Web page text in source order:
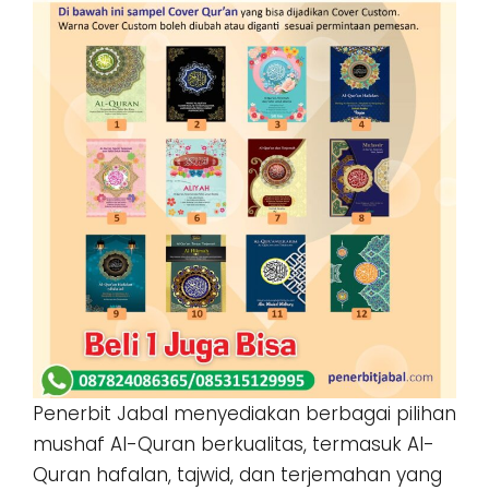
Penerbit Jabal menyediakan berbagai pilihan
mushaf Al-Quran berkualitas, termasuk Al-
Quran hafalan, tajwid, dan terjemahan yang